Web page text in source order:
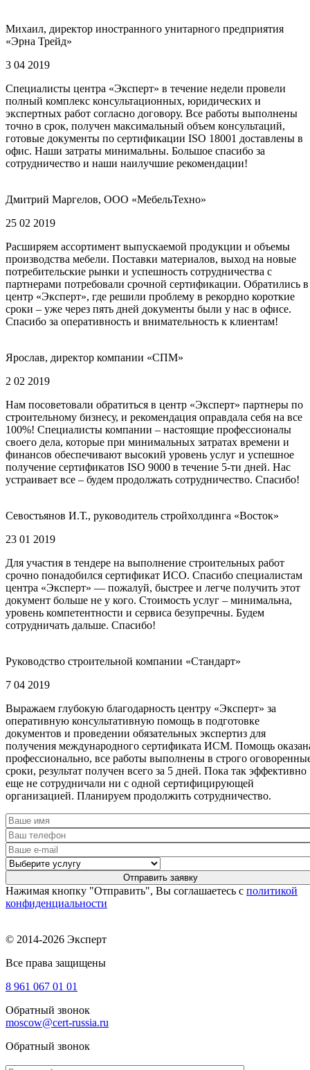
Михаил, директор иностранного унитарного предприятия
«Эрна Трейд»
3 04 2019
Специалисты центра «Эксперт» в течение недели провели
полный комплекс консультационных, юридических и
экспертных работ согласно договору. Все работы выполнены
точно в срок, получен максимальный объем консультаций,
готовые документы по сертификации ISO 18001 доставлены в
офис. Наши затраты минимальны. Большое спасибо за
сотрудничество и наши наилучшие рекомендации!
Дмитрий Маргелов, ООО «МебельТехно»
25 02 2019
Расширяем ассортимент выпускаемой продукции и объемы
производства мебели. Поставки материалов, выход на новые
потребительские рынки и успешность сотрудничества с
партнерами потребовали срочной сертификации. Обратились в
центр «Эксперт», где решили проблему в рекордно короткие
сроки – уже через пять дней документы были у нас в офисе.
Спасибо за оперативность и внимательность к клиентам!
Ярослав, директор компании «СПМ»
2 02 2019
Нам посоветовали обратиться в центр «Эксперт» партнеры по
строительному бизнесу, и рекомендация оправдала себя на все
100%! Специалисты компании – настоящие профессионалы
своего дела, которые при минимальных затратах времени и
финансов обеспечивают высокий уровень услуг и успешное
получение сертификатов ISO 9000 в течение 5-ти дней. Нас
устраивает все – будем продолжать сотрудничество. Спасибо!
Севостьянов И.Т., руководитель стройхолдинга «Восток»
23 01 2019
Для участия в тендере на выполнение строительных работ
срочно понадобился сертификат ИСО. Спасибо специалистам
центра «Эксперт» — пожалуй, быстрее и легче получить этот
документ больше не у кого. Стоимость услуг – минимальна,
уровень компетентности и сервиса безупречны. Будем
сотрудничать дальше. Спасибо!
Руководство строительной компании «Стандарт»
7 04 2019
Выражаем глубокую благодарность центру «Эксперт» за
оперативную консультативную помощь в подготовке
документов и проведении обязательных экспертиз для
получения международного сертификата ИСМ. Помощь
профессионально, все работы выполнены в строго
сроки, результат получен всего за 5 дней. Пока так эффективно
еще не сотрудничали ни с одной сертифицирующей
организацией. Планируем продолжить сотрудничество.
Нажимая кнопку "Отправить", Вы соглашаетесь с политикой
конфиденциальности
© 2014-2026 Эксперт
Все права защищены
8 961 067 01 01
Обратный звонок
moscow@cert-russia.ru
Обратный звонок